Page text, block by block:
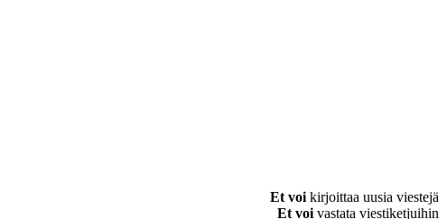
Et voikirjoittaa uusia viestejä
Et voivastata viestiketjuihin